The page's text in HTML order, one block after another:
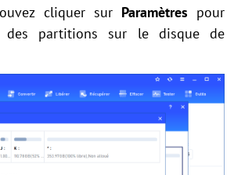
cliquer sur Paramètres pour
partitions sur le disque de